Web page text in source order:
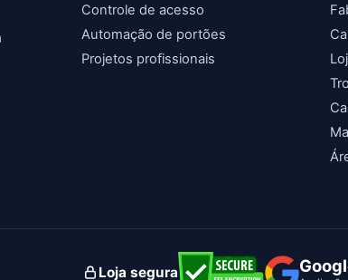
Controle de acesso
Automação de portões
Projetos profissionais
Loja segura